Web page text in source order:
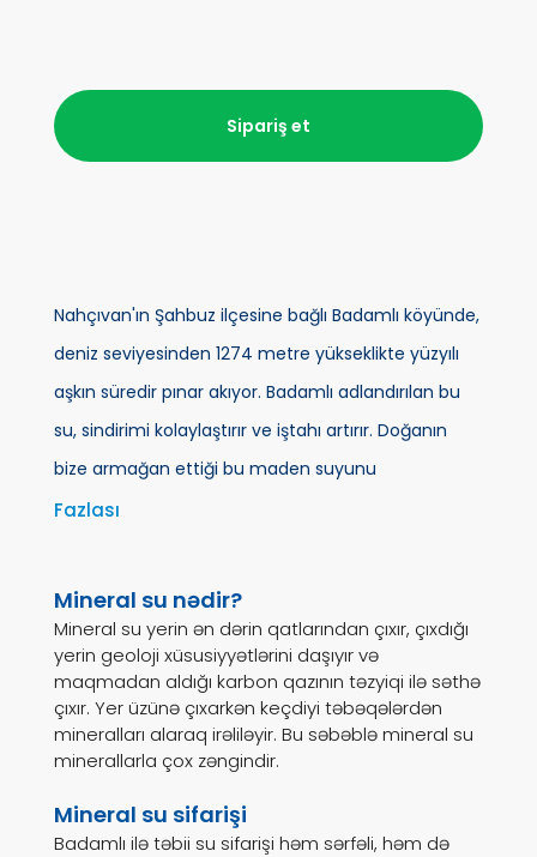
Nahçıvan'ın Şahbuz ilçesine bağlı Badamlı köyünde,
deniz seviyesinden 1274 metre yükseklikte yüzyılı
aşkın süredir pınar akıyor. Badamlı adlandırılan bu
su, sindirimi kolaylaştırır ve iştahı artırır. Doğanın
bize armağan ettiği bu maden suyunu
dokunmadan kaynakta ambalajlayarak size
Fazlası
Sipariş et
Mineral su nədir?
Mineral su yerin ən dərin qatlarından çıxır, çıxdığı
yerin geoloji xüsusiyyətlərini daşıyır və
maqmadan aldığı karbon qazının təzyiqi ilə səthə
çıxır. Yer üzünə çıxarkən keçdiyi təbəqələrdən
mineralları alaraq irəliləyir. Bu səbəblə mineral su
minerallarla çox zəngindir.
Mineral su sifarişi
Badamlı ilə təbii su sifarişi həm sərfəli, həm də